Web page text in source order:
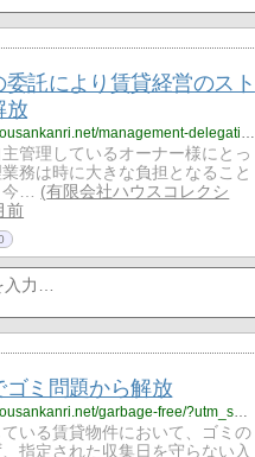
託により賃貸経営のスト
放
https://www.fudousankanri.net/management-delegation/?utm_source=rss&utm_medium=rss&utm_campaign=management-delegation
管理しているオーナー様にとっ
務は時に大きな負担となること
今…
有限会社ハウスコレクシ
前
ゴミ問題から解放
https://www.fudousankanri.net/garbage-free/?utm_source=rss&utm_medium=rss&utm_campaign=garbage-free
いる賃貸物件において、ゴミの
指定された収集日を守らない入